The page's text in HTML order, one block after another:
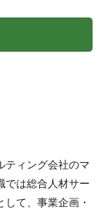
ティング会社のマ
では総合人材サー
て、事業企画・